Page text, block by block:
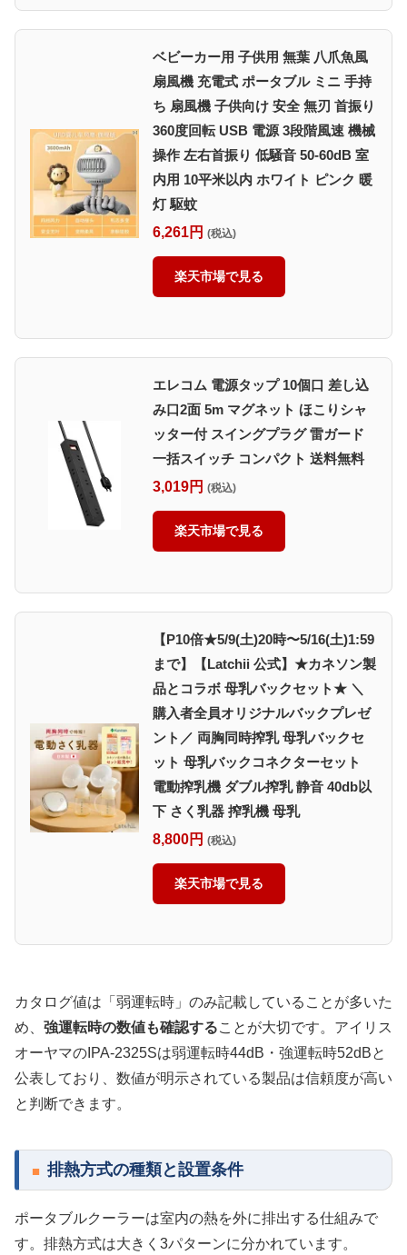
ベビーカー用 子供用 無葉 八爪魚風
扇風機 充電式 ポータブル ミニ 手持
ち 扇風機 子供向け 安全 無刃 首振り
360度回転 USB 電源 3段階風速 機械
操作 左右首振り 低騒音 50-60dB 室
内用 10平米以内 ホワイト ピンク 暖
灯 駆蚊
6,261円 (税込)
楽天市場で見る
エレコム 電源タップ 10個口 差し込
み口2面 5m マグネット ほこりシャ
ッター付 スイングプラグ 雷ガード
一括スイッチ コンパクト 送料無料
3,019円 (税込)
楽天市場で見る
【P10倍★5/9(土)20時〜5/16(土)1:59
まで】【Latchii 公式】★カネソン製
品とコラボ 母乳バックセット★ ＼
購入者全員オリジナルバックプレゼ
ント／ 両胸同時搾乳 母乳バックセ
ット 母乳バックコネクターセット
電動搾乳機 ダブル搾乳 静音 40db以
下 さく乳器 搾乳機 母乳
8,800円 (税込)
楽天市場で見る
カタログ値は「弱運転時」のみ記載していることが多いた
め、 強運転時の数値も確認することが大切です。アイリス
オーヤマのIPA-2325Sは弱運転時44dB・強運転時52dBと
公表しており、数値が明示されている製品は信頼度が高い
と判断できます。
排熱方式の種類と設置条件
ポータブルクーラーは室内の熱を外に排出する仕組みで
す。排熱方式は大きく3パターンに分かれています。